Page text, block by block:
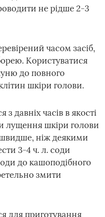
не рідше 2-3
часом засіб,
Користуватися
до повного
шкіри голови.
давніх часів в якості
лущення шкіри голови
ніж деякими
3-4 ч. л. соди
до кашоподібного
змити
для приготування